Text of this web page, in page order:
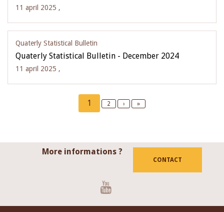
11 april 2025 ,
Quaterly Statistical Bulletin
Quaterly Statistical Bulletin - December 2024
11 april 2025 ,
Current
page
1 Page
2
Next
›
Last
»
More informations ?
CONTACT